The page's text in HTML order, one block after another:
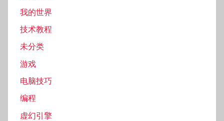
我的世界
技术教程
未分类
游戏
电脑技巧
编程
虚幻引擎